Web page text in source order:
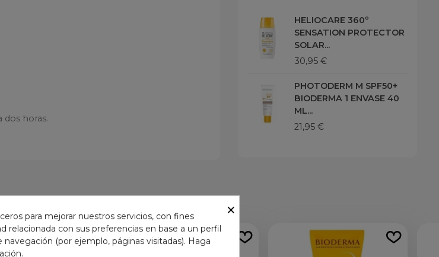
dos horas.
HELIOCARE 360º
SENSATION PROTECTOR
SOLAR...
30,95 €
PHOTODERM M SPF50+
BIODERMA 1 ENVASE 40
ML...
21,95 €
×
para mejorar nuestros servicios, con fines
relacionada con sus preferencias en base a un perfil
(por ejemplo, páginas visitadas). Haga